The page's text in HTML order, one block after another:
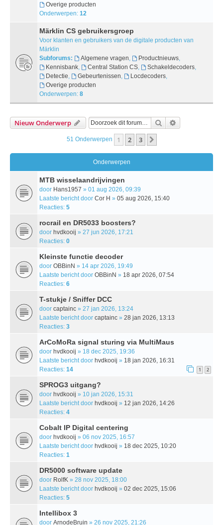
Overige producten
Onderwerpen: 12
Märklin CS gebruikersgroep
Voor klanten en gebruikers van de digitale producten van
Märklin
Subforums:
Algemene vragen, Productnieuws,
Kennisbank, Central Station CS, Schakeldecoders,
Detectie, Gebeurtenissen, Locdecoders,
Overige producten
Onderwerpen: 8
Nieuw Onderwerp Zoek
51 Onderwerpen 1 2 3
Onderwerpen
MTB wisselaandrijvingen
door Hans1957 » 01 aug 2026, 09:39
Laatste bericht door Cor H » 05 aug 2026, 15:40
Reacties: 5
rocrail en DR5033 boosters?
door hvdkooij » 27 jun 2026, 17:21
Reacties: 0
Kleinste functie decoder
door OBBinN » 14 apr 2026, 19:49
Laatste bericht door OBBinN » 18 apr 2026, 07:54
Reacties: 6
T-stukje / Sniffer DCC
door captainc » 27 jan 2026, 13:24
Laatste bericht door captainc » 28 jan 2026, 13:13
Reacties: 3
ArCoMoRa signal sturing via MultiMaus
door hvdkooij » 18 dec 2025, 19:36
Laatste bericht door hvdkooij » 18 jan 2026, 16:31
Reacties: 14 1 2
SPROG3 uitgang?
door hvdkooij » 10 jan 2026, 15:31
Laatste bericht door hvdkooij » 12 jan 2026, 14:26
Reacties: 4
Cobalt IP Digital centering
door hvdkooij » 06 nov 2025, 16:57
Laatste bericht door hvdkooij » 18 dec 2025, 10:20
Reacties: 1
DR5000 software update
door RolfK » 28 nov 2025, 18:00
Laatste bericht door hvdkooij » 02 dec 2025, 15:06
Reacties: 5
Intellibox 3
door ArnodeBruin » 26 nov 2025, 21:26